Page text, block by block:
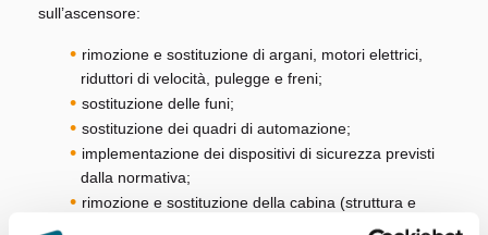
sull’ascensore:
rimozione e sostituzione di argani, motori elettrici,
riduttori di velocità, pulegge e freni;
sostituzione delle funi;
sostituzione dei quadri di automazione;
implementazione dei dispositivi di sicurezza previsti
dalla normativa;
rimozione e sostituzione della cabina (struttura e